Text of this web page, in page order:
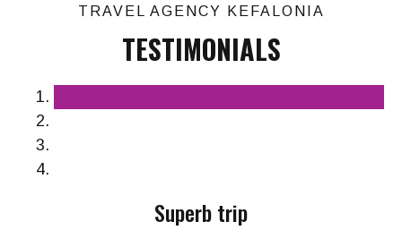
TRAVEL AGENCY KEFALONIA
TESTIMONIALS
Superb trip